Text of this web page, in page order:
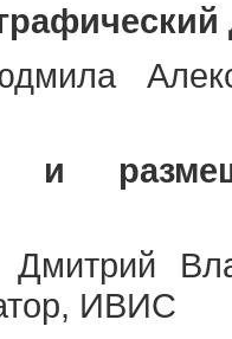
и
Дмитрий
ИВИС